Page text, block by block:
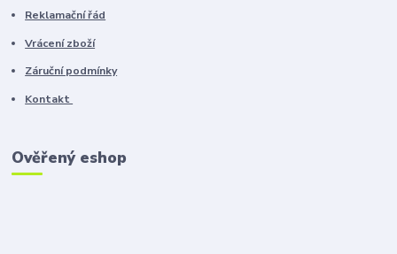
Reklamační řád
Vrácení zboží
Záruční podmínky
Kontakt
Ověřený eshop